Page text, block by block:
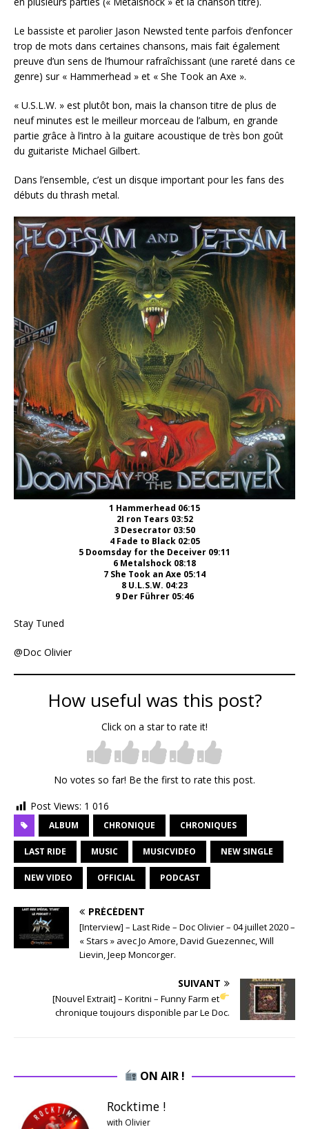
Le bassiste et parolier Jason Newsted tente parfois d’enfoncer
trop de mots dans certaines chansons, mais fait également
preuve d’un sens de l’humour rafraîchissant (une rareté dans ce
genre) sur « Hammerhead » et « She Took an Axe ».
« U.S.L.W. » est plutôt bon, mais la chanson titre de plus de
neuf minutes est le meilleur morceau de l’album, en grande
partie grâce à l’intro à la guitare acoustique de très bon goût
du guitariste Michael Gilbert.
Dans l’ensemble, c’est un disque important pour les fans des
débuts du thrash metal.
1 Hammerhead 06:15
2I ron Tears 03:52
3 Desecrator 03:50
4Fade to Black 02:05
5 Doomsday for the Deceiver 09:11
6 Metalshock 08:18
7 She Took an Axe 05:14
8 U.L.S.W. 04:23
9 Der Führer 05:46
Stay Tuned
@Doc Olivier
How useful was this post?
Click on a star to rate it!
No votes so far! Be the first to rate this post.
Post Views: 1 016
ALBUM CHRONIQUE CHRONIQUES
LAST RIDE MUSIC MUSICVIDEO NEW SINGLE
NEW VIDEO OFFICIAL PODCAST
PRÉCÉDENT
[Interview] – Last Ride – Doc Olivier – 04 juillet 2020 –
« Stars » avec Jo Amore, David Guezennec, Will
Lievin, Jeep Moncorger.
SUIVANT
[Nouvel Extrait] – Koritni – Funny Farm et
chronique toujours disponible par Le Doc.
ON AIR !
Rocktime !
with Olivier